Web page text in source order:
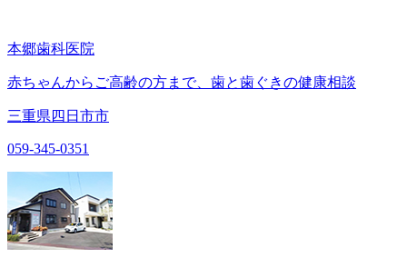
本郷歯科医院
赤ちゃんからご高齢の方まで、歯と歯ぐきの健康相談
三重県四日市市
059-345-0351